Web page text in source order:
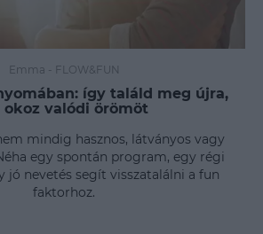
Emma - FLOW&FUN
így találd meg újra,
okoz valódi örömöt
mindig hasznos, látványos vagy
egy spontán program, egy régi
jó nevetés segít visszatalálni a fun
faktorhoz.